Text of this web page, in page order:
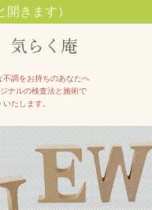
不調をお持ちのあなたへ
ナルの検査法と施術で
たします。
きます）